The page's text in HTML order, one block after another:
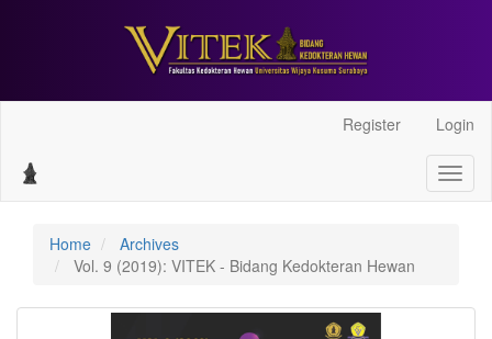
Sidebar
Register Login
Home
Archives
Vol. 9 (2019): VITEK - Bidang Kedokteran Hewan